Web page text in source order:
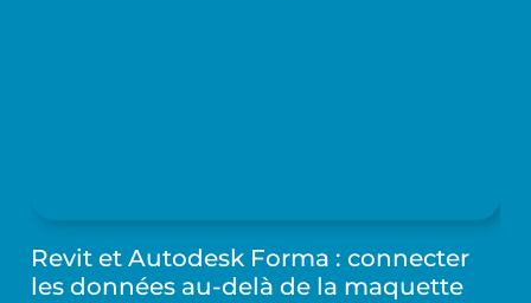
Revit et Autodesk Forma : connecter
les données au-delà de la maquette